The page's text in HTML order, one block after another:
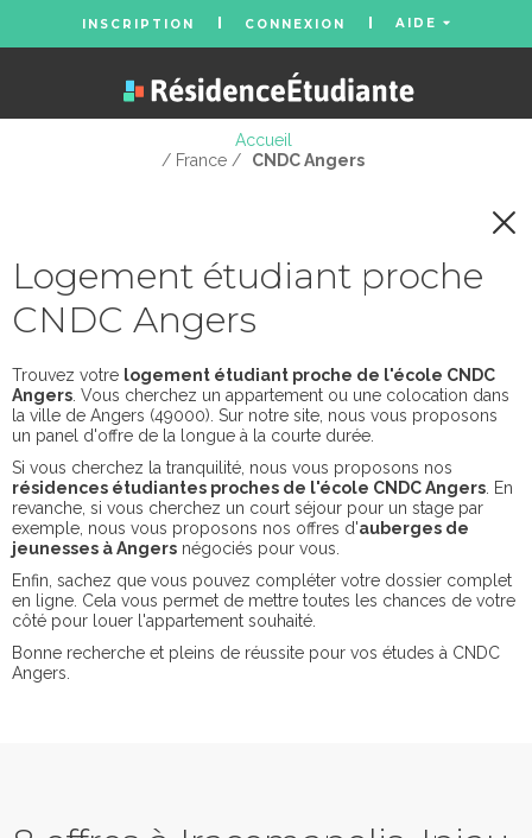
INSCRIPTION CONNEXION AIDE
Accueil
/ France /
CNDC Angers
Logement étudiant proche
CNDC Angers
Trouvez votre logement étudiant proche de l'école CNDC
Angers . Vous cherchez un appartement ou une colocation dans
la ville de Angers (49000). Sur notre site, nous vous proposons
un panel d'offre de la longue à la courte durée.
Si vous cherchez la tranquilité, nous vous proposons nos
résidences étudiantes proches de l'école CNDC Angers . En
revanche, si vous cherchez un court séjour pour un stage par
exemple, nous vous proposons nos offres d'auberges de
jeunesses à Angers négociés pour vous.
Enfin, sachez que vous pouvez compléter votre dossier complet
en ligne. Cela vous permet de mettre toutes les chances de votre
côté pour louer l'appartement souhaité.
Bonne recherche et pleins de réussite pour vos études à CNDC
Angers.